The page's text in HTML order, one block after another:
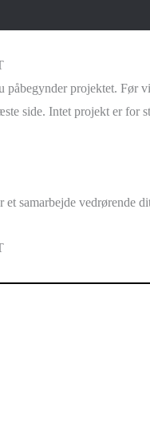
projektet.
side. Intet projekt er for
samarbejde vedrørende